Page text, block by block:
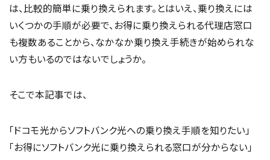
は、比較的簡単に乗り換えられます。とはいえ、乗り換えには
いくつかの手順が必要で、お得に乗り換えられる代理店窓口
も複数あることから、なかなか乗り換え手続きが始められな
い方もいるのではないでしょうか。
そこで本記事では、
「ドコモ光からソフトバンク光への乗り換え手順を知りたい」
「お得にソフトバンク光に乗り換えられる窓口が分からない」